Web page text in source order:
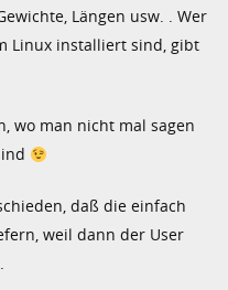
Längen usw. . Wer
Linux installiert sind, gibt
wo man nicht mal sagen
daß die einfach
weil dann der User